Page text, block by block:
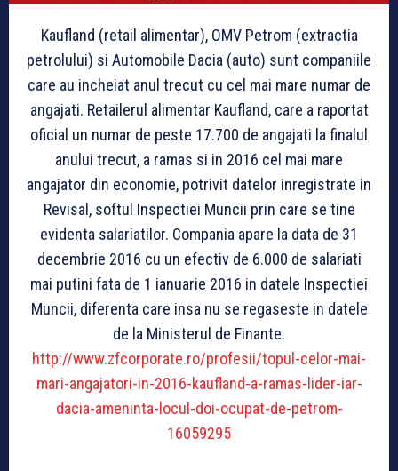
Kaufland (retail alimentar), OMV Petrom (extractia
petrolului) si Automobile Dacia (auto) sunt companiile
care au incheiat anul trecut cu cel mai mare numar de
angajati. Retailerul alimentar Kaufland, care a raportat
oficial un numar de peste 17.700 de angajati la finalul
anului trecut, a ramas si in 2016 cel mai mare
angajator din economie, potrivit datelor inregistrate in
Revisal, softul Inspectiei Muncii prin care se tine
evidenta salariatilor. Compania apare la data de 31
decembrie 2016 cu un efectiv de 6.000 de salariati
mai putini fata de 1 ianuarie 2016 in datele Inspectiei
Muncii, diferenta care insa nu se regaseste in datele
de la Ministerul de Finante.
http://www.zfcorporate.ro/profesii/topul-celor-mai-
mari-angajatori-in-2016-kaufland-a-ramas-lider-iar-
dacia-ameninta-locul-doi-ocupat-de-petrom-
16059295